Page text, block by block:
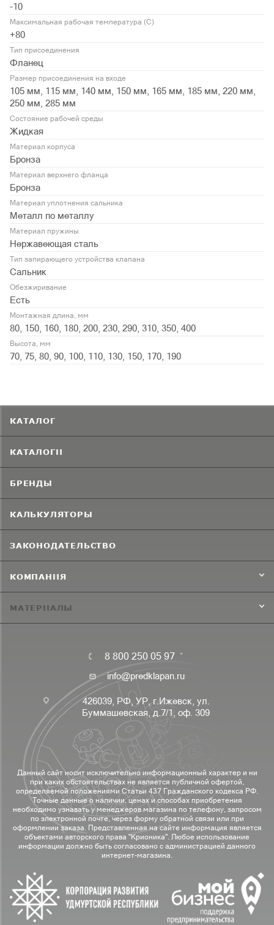
-10
Максимальная рабочая температура (С)
+80
Тип присоединения
Фланец
Размер присоединения на входе
105 мм, 115 мм, 140 мм, 150 мм, 165 мм, 185 мм, 220 мм,
250 мм, 285 мм
Состояние рабочей среды
Жидкая
Материал корпуса
Бронза
Материал верхнего фланца
Бронза
Материал уплотнения сальника
Металл по металлу
Материал пружины
Нержавеющая сталь
Тип запирающего устройства клапана
Сальник
Обезжиривание
Есть
Монтажная длина, мм
80, 150, 160, 180, 200, 230, 290, 310, 350, 400
Высота, мм
70, 75, 80, 90, 100, 110, 130, 150, 170, 190
КАТАЛОГ
КАТАЛОГИ
БРЕНДЫ
КАЛЬКУЛЯТОРЫ
ЗАКОНОДАТЕЛЬСТВО
КОМПАНИЯ
МАТЕРИАЛЫ
8 800 250 05 97
info@predklapan.ru
426039, РФ, УР, г.Ижевск, ул.
Буммашевская, д.7/1, оф. 309
Данный сайт носит исключительно информационный характер и ни
при каких обстоятельствах не является публичной офертой,
определяемой положениями Статьи 437 Гражданского кодекса РФ.
Точные данные о наличии, ценах и способах приобретения
необходимо узнавать у менеджеров магазина по телефону, запросом
по электронной почте, через форму обратной связи или при
оформлении заказа. Представленная на сайте информация является
объектами авторского права "Крионика". Любое использование
информации должно быть согласовано с администрацией данного
интернет-магазина.